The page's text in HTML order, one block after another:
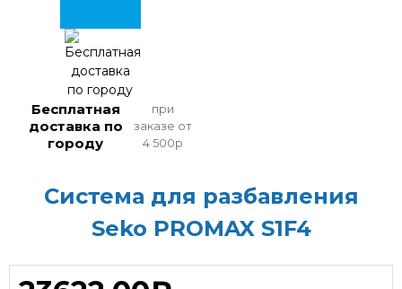
Бесплатная
доставка по
городу
при
заказе от
4 500р
Система для разбавления
Seko PROMAX S1F4